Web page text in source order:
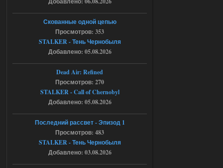
Ответить ➤
Игра для сталкера 21-очко
ruslanpyrusov
как изменить макс сумму
ставки в файлах чтобы
ставить больше 1 к
Ответить ➤
Тайна Зоны - Remaster 2026
Stalker-Mods-Clan-su
Скованные одной цепью
Просмотров: 353
STALKER - Тень Чернобыля
Добавлено: 05.08.2026
Dead Air: Refined
Просмотров: 270
STALKER - Call of Chernobyl
Добавлено: 05.08.2026
Последний рассвет - Эпизод 1
Просмотров: 483
STALKER - Тень Чернобыля
Добавлено: 03.08.2026